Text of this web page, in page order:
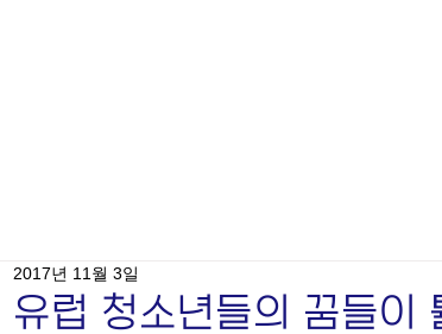
유럽 청소년들의 꿈들이
2017년 11월 3일